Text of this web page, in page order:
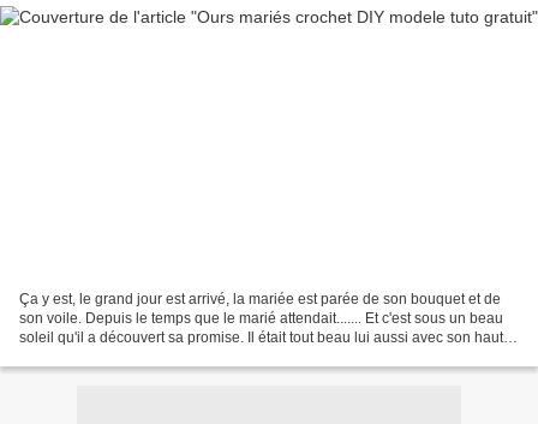
Ça y est, le grand jour est arrivé, la mariée est parée de son bouquet et de
son voile. Depuis le temps que le marié attendait....... Et c'est sous un beau
soleil qu'il a découvert sa promise. Il était tout beau lui aussi avec son haut